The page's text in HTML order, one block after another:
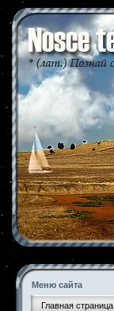
Меню сайта
Главная страница